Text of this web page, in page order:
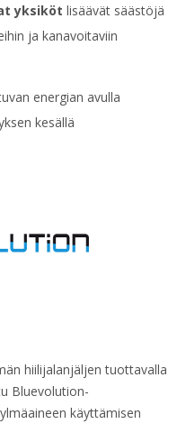
yksiköt lisäävät säästöjä
ja kanavoitaviin
energian avulla
kesällä
hiilijalanjäljen tuottavalla
Bluevolution-
käyttämisen